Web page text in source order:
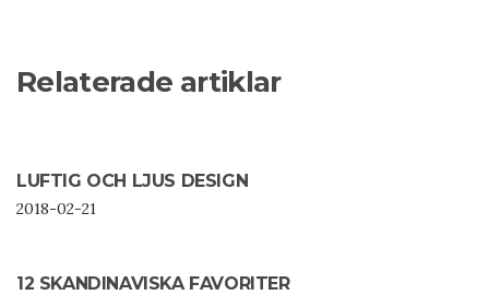
Relaterade artiklar
LUFTIG OCH LJUS DESIGN
2018-02-21
12 SKANDINAVISKA FAVORITER